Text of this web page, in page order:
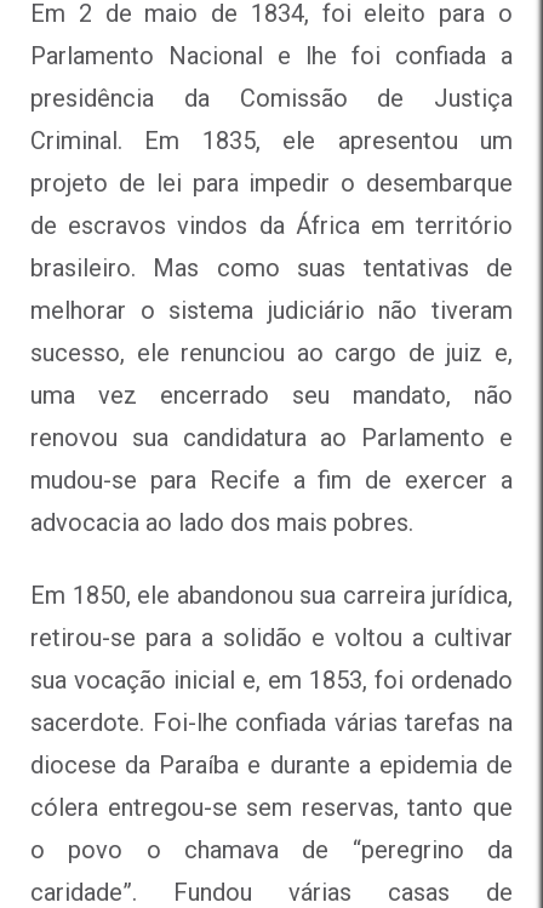
Em 2 de maio de 1834, foi eleito para o
Parlamento Nacional e lhe foi confiada a
presidência da Comissão de Justiça
Criminal. Em 1835, ele apresentou um
projeto de lei para impedir o desembarque
de escravos vindos da África em território
brasileiro. Mas como suas tentativas de
melhorar o sistema judiciário não tiveram
sucesso, ele renunciou ao cargo de juiz e,
uma vez encerrado seu mandato, não
renovou sua candidatura ao Parlamento e
mudou-se para Recife a fim de exercer a
advocacia ao lado dos mais pobres.
Em 1850, ele abandonou sua carreira jurídica,
retirou-se para a solidão e voltou a cultivar
sua vocação inicial e, em 1853, foi ordenado
sacerdote. Foi-lhe confiada várias tarefas na
diocese da Paraíba e durante a epidemia de
cólera entregou-se sem reservas, tanto que
o povo o chamava de “peregrino da
caridade”. Fundou várias casas de